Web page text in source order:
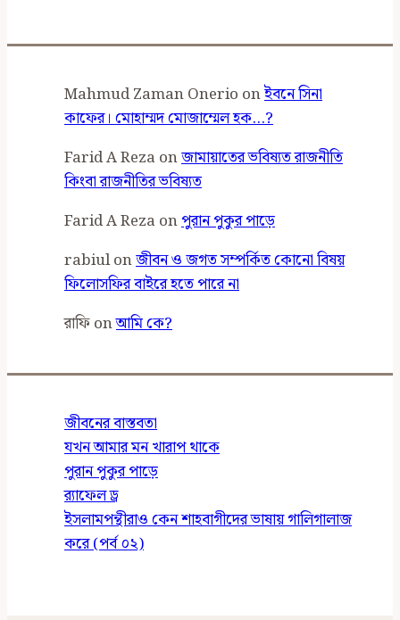
Mahmud Zaman Onerio onইবনে সিনা
কাফের। মোহাম্মদ মোজাম্মেল হক…?
Farid A Reza onজামায়াতের ভবিষ্যত রাজনীতি
কিংবা রাজনীতির ভবিষ্যত
Farid A Reza onপুরান পুকুর পাড়ে
rabiulonজীবন ও জগত সম্পর্কিত কোনো বিষয়
ফিলোসফির বাইরে হতে পারে না
রাফিonআমি কে?
জীবনের বাস্তবতা
যখন আমার মন খারাপ থাকে
পুরান পুকুর পাড়ে
র‍্যাফেল ড্র
ইসলামপন্থীরাও কেন শাহবাগীদের ভাষায় গালিগালাজ
করে (পর্ব ০২)